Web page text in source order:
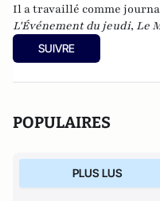
Il a travaillé comme
L'Événement du jeudi, Le
SUIVRE
POPULAIRES
PLUS LUS